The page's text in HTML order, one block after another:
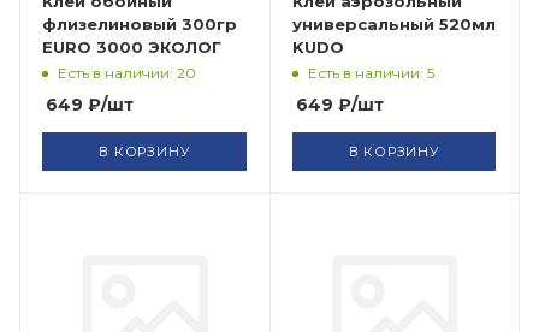
флизелиновый 300гр
EURO 3000 ЭКОЛОГ
Есть в наличии: 20
649 ₽/шт
В КОРЗИНУ
универсальный 520мл
KUDO
Есть в наличии: 5
649 ₽/шт
В КОРЗИНУ